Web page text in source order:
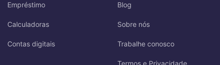
Empréstimo
Calculadoras
Contas digitais
Blog
Sobre nós
Trabalhe conosco
Termos e Privacidade